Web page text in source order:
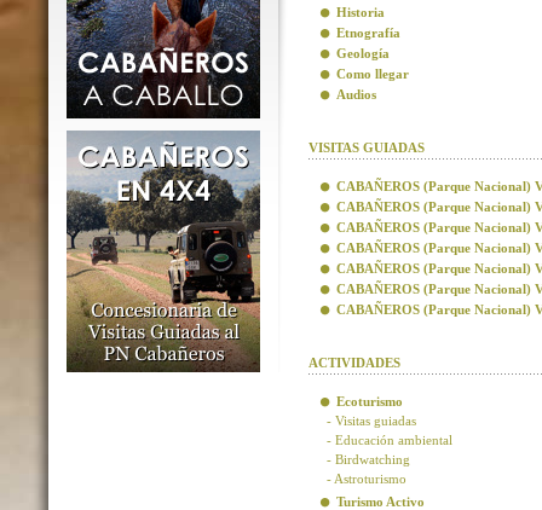
Historia
Etnografía
Geología
Como llegar
Audios
VISITAS GUIADAS
CABAÑEROS (Parque Nacional)
CABAÑEROS (Parque Nacional)
CABAÑEROS (Parque Nacional)
CABAÑEROS (Parque Nacional)
CABAÑEROS (Parque Nacional)
CABAÑEROS (Parque Nacional)
CABAÑEROS (Parque Nacional)
ACTIVIDADES
Ecoturismo
- Visitas guiadas
- Educación ambiental
- Birdwatching
- Astroturismo
Turismo Activo